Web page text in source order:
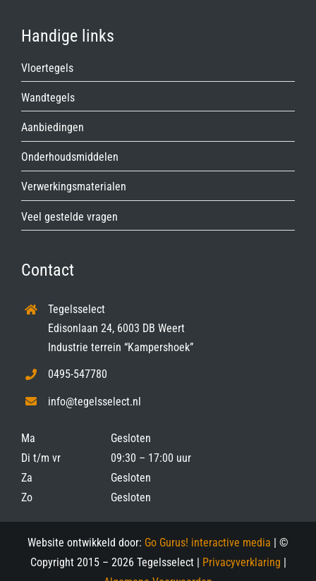
Handige links
Vloertegels
Wandtegels
Aanbiedingen
Onderhoudsmiddelen
Verwerkingsmaterialen
Veel gestelde vragen
Contact
Tegelsselect
Edisonlaan 24, 6003 DB Weert
Industrie terrein “Kampershoek”
0495-547780
info@tegelsselect.nl
Ma
Gesloten
Di t/m vr
09:30 – 17:00 uur
Za
Gesloten
Zo
Gesloten
Website ontwikkeld door: Go Gurus! interactive media | ©
Copyright 2015 – 2026 Tegelsselect | Privacyverklaring |